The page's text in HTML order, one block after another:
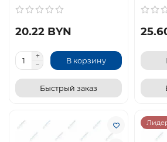
20.22 BYN
В корзину
Быстрый заказ